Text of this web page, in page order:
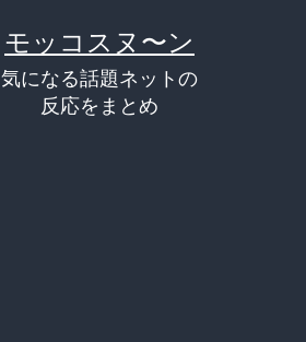
モッコスヌ〜ン
気になる話題ネットの
反応をまとめ